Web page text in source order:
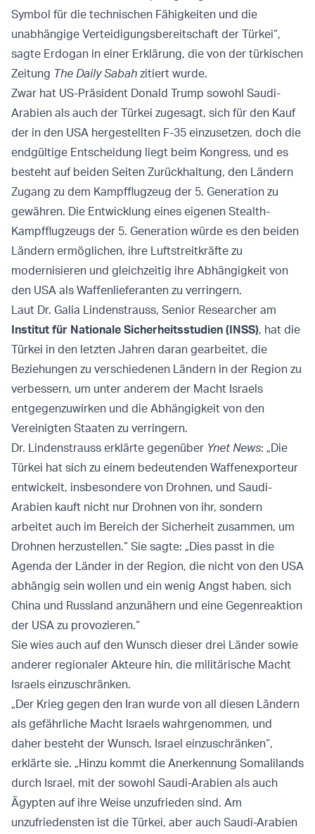
Symbol für die technischen Fähigkeiten und die
unabhängige Verteidigungsbereitschaft der Türkei“,
sagte Erdogan in einer Erklärung, die von der türkischen
Zeitung The Daily Sabah zitiert wurde.
Zwar hat US-Präsident Donald Trump sowohl Saudi-
Arabien als auch der Türkei zugesagt, sich für den Kauf
der in den USA hergestellten F-35 einzusetzen, doch die
endgültige Entscheidung liegt beim Kongress, und es
besteht auf beiden Seiten Zurückhaltung, den Ländern
Zugang zu dem Kampfflugzeug der 5. Generation zu
gewähren. Die Entwicklung eines eigenen Stealth-
Kampfflugzeugs der 5. Generation würde es den beiden
Ländern ermöglichen, ihre Luftstreitkräfte zu
modernisieren und gleichzeitig ihre Abhängigkeit von
den USA als Waffenlieferanten zu verringern.
Laut Dr. Galia Lindenstrauss, Senior Researcher am
Institut für Nationale Sicherheitsstudien (INSS), hat die
Türkei in den letzten Jahren daran gearbeitet, die
Beziehungen zu verschiedenen Ländern in der Region zu
verbessern, um unter anderem der Macht Israels
entgegenzuwirken und die Abhängigkeit von den
Vereinigten Staaten zu verringern.
Dr. Lindenstrauss erklärte gegenüber Ynet News: „Die
Türkei hat sich zu einem bedeutenden Waffenexporteur
entwickelt, insbesondere von Drohnen, und Saudi-
Arabien kauft nicht nur Drohnen von ihr, sondern
arbeitet auch im Bereich der Sicherheit zusammen, um
Drohnen herzustellen.“ Sie sagte: „Dies passt in die
Agenda der Länder in der Region, die nicht von den USA
abhängig sein wollen und ein wenig Angst haben, sich
China und Russland anzunähern und eine Gegenreaktion
der USA zu provozieren.“
Sie wies auch auf den Wunsch dieser drei Länder sowie
anderer regionaler Akteure hin, die militärische Macht
Israels einzuschränken.
„Der Krieg gegen den Iran wurde von all diesen Ländern
als gefährliche Macht Israels wahrgenommen, und
daher besteht der Wunsch, Israel einzuschränken“,
erklärte sie. „Hinzu kommt die Anerkennung Somalilands
durch Israel, mit der sowohl Saudi-Arabien als auch
Ägypten auf ihre Weise unzufrieden sind. Am
unzufriedensten ist die Türkei, aber auch Saudi-Arabien